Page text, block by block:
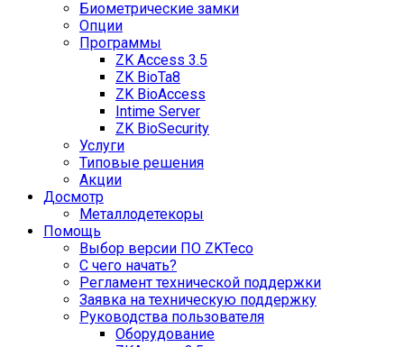
Биометрические замки
Опции
Программы
ZK Access 3.5
ZK BioTa8
ZK BioAccess
Intime Server
ZK BioSecurity
Услуги
Типовые решения
Акции
Досмотр
Металлодетекоры
Помощь
Выбор версии ПО ZKTeco
С чего начать?
Регламент технической поддержки
Заявка на техническую поддержку
Руководства пользователя
Оборудование